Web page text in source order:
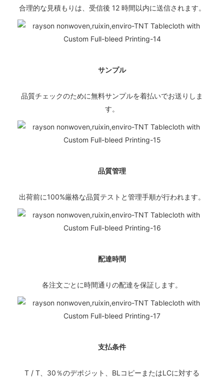
合理的な見積もりは、受信後 12 時間以内に送信されます。
サンプル
品質チェックのために無料サンプルを着払いでお送りしま
す。
品質管理
出荷前に100%厳格な品質テストと管理手順が行われます。
配達時間
各注文ごとに時間通りの配達を保証します。
支払条件
T / T、30％のデポジット、BLコピーまたはLCに対する